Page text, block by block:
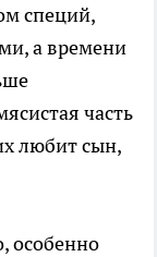
специй,
а времени
часть
любит сын,
особенно